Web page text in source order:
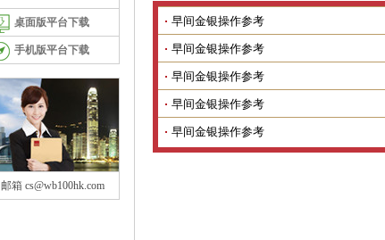
桌面版平台下载
手机版平台下载
邮箱 cs@wb100hk.com
早间金银操作参考
早间金银操作参考
早间金银操作参考
早间金银操作参考
早间金银操作参考